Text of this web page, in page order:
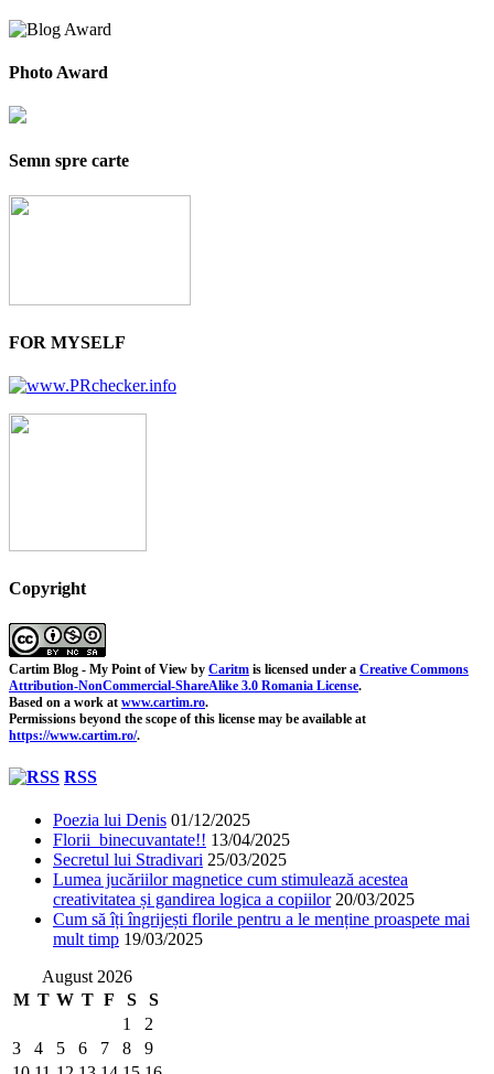
Photo Award
Semn spre carte
FOR MYSELF
Copyright
Cartim Blog - My Point of View by Caritm is licensed under a Creative Commons
Attribution-NonCommercial-ShareAlike 3.0 Romania License.
Based on a work at www.cartim.ro.
Permissions beyond the scope of this license may be available at
https://www.cartim.ro/.
RSS
Poezia lui Denis 01/12/2025
Florii binecuvantate!! 13/04/2025
Secretul lui Stradivari 25/03/2025
Lumea jucăriilor magnetice cum stimulează acestea
creativitatea și gandirea logica a copiilor 20/03/2025
Cum să îți îngrijești florile pentru a le menține proaspete mai
mult timp 19/03/2025
August 2026
M T W T F S
S
1
2
3
4 5 6 7 8
9